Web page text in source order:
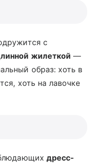
с
жилеткой —
образ: хоть в
хоть на лавочке
дресс-